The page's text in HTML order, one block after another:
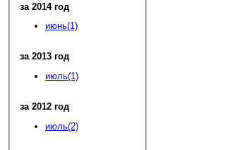
за 2014 год
июнь(1)
за 2013 год
июль(1)
за 2012 год
июль(2)